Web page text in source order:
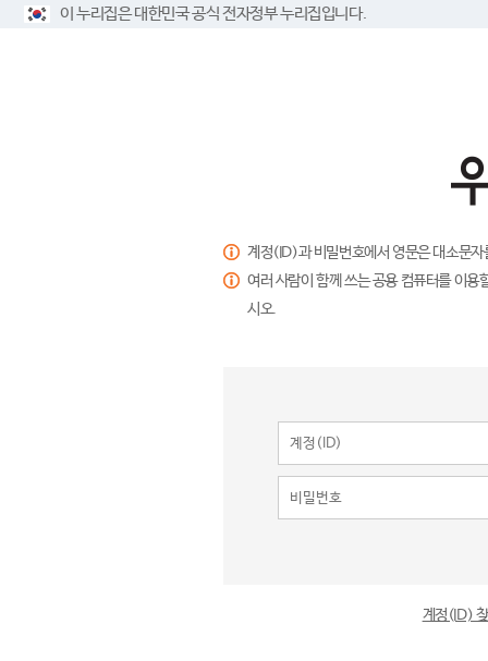
이 누리집은 대한민국 공식 전자정부 누리집입니다.
계정(ID)과 비밀번호에서 영문은 대소문
여러 사람이 함께 쓰는 공용 컴퓨터를 이
시오.
계정(ID)